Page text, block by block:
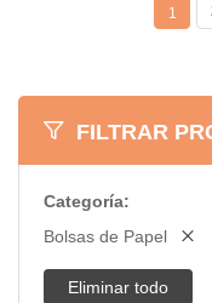
1
FILTRAR
Categoría
Bolsas de Papel
Eliminar todo